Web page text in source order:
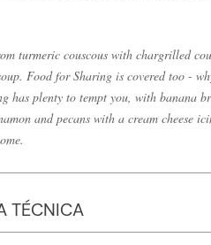
turmeric couscous with chargrilled
Food for Sharing is covered too -
plenty to tempt you, with banana
and pecans with a cream cheese
TÉCNICA